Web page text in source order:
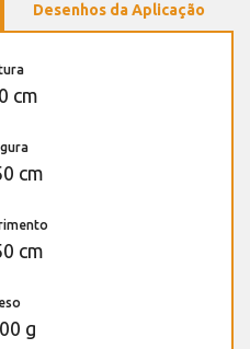
Desenhos da Aplicação
cm
cm
cm
g